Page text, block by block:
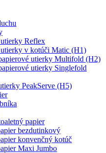
Reflex
utierky v kotúči Matic (H1)
utierky Multifold (H2)
utierky Singlefold
PeakServe (H5)
papier
bezdutinkový
konvenčný kotúč
Maxi Jumbo